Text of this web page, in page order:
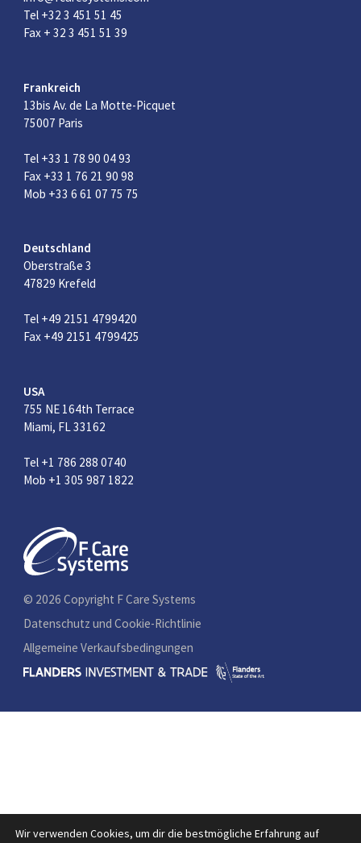
Tel +32 3 451 51 45
Fax + 32 3 451 51 39
Frankreich
13bis Av. de La Motte-Picquet
75007 Paris
Tel +33 1 78 90 04 93
Fax +33 1 76 21 90 98
Mob +33 6 61 07 75 75
Deutschland
Oberstraße 3
47829 Krefeld
Tel +49 2151 4799420
Fax +49 2151 4799425
USA
755 NE 164th Terrace
Miami, FL 33162
Tel +1 786 288 0740
Mob +1 305 987 1822
© 2026 Copyright F Care Systems
Datenschutz und Cookie-Richtlinie
Allgemeine Verkaufsbedingungen
Wir verwenden Cookies, um dir die bestmögliche Erfahrung auf